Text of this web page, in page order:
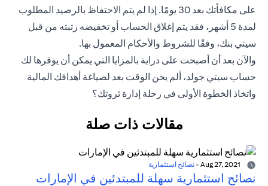
على مكافأتك بعد 30 يومًا. إذا لم يتم الاحتفاظ بالرصيد المطلوب
لمدة 5 أشهر، فقد يتم إغلاق الحساب أو تخفيضه رتبته من قبل
سيتي بنك، وفقًا للشروط والأحكام المعمول بها.
والآن بعد أن أصبحت على دراية بالمزايا التي يمكن أن يوفرها لك
حساب سيتي جولد، ألم يحن الوقت بعد لصياغة أهدافك المالية
واتخاذ الخطوة الأولى في رحلة إدارة ثروتك؟
مقالات ذات صلة
- نصائح استثمارية
نصائح استثمارية سهلة للمبتدئين في الإمارات